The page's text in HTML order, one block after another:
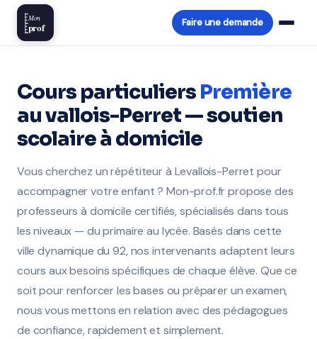
Mon
prof Faire une demande
Cours particuliers Première
au vallois-Perret — soutien
scolaire à domicile
Vous cherchez un répétiteur à Levallois-Perret pour
accompagner votre enfant ? Mon-prof.fr propose des
professeurs à domicile certifiés, spécialisés dans tous
les niveaux — du primaire au lycée. Basés dans cette
ville dynamique du 92, nos intervenants adaptent leurs
cours aux besoins spécifiques de chaque élève. Que ce
soit pour renforcer les bases ou préparer un examen,
nous vous mettons en relation avec des pédagogues
de confiance, rapidement et simplement.